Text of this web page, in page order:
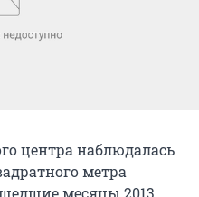
центра наблюдалась
метра
месяцы 2013